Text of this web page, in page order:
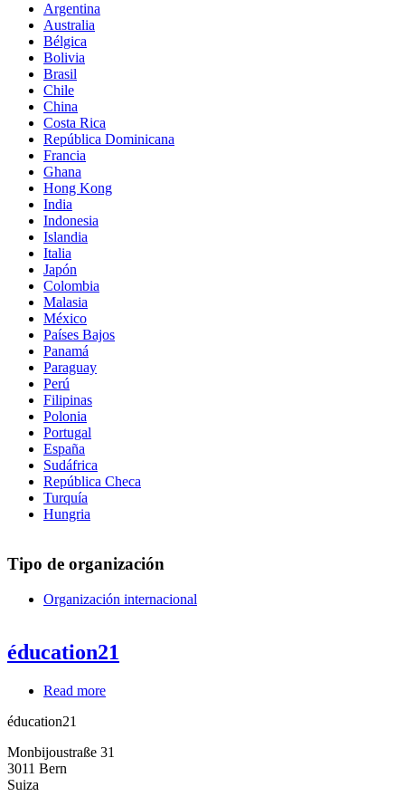
Argentina
Australia
Bélgica
Bolivia
Brasil
Chile
China
Costa Rica
República Dominicana
Francia
Ghana
Hong Kong
India
Indonesia
Islandia
Italia
Japón
Colombia
Malasia
México
Países Bajos
Panamá
Paraguay
Perú
Filipinas
Polonia
Portugal
España
Sudáfrica
República Checa
Turquía
Hungria
Tipo de organización
Organización internacional
éducation21
Read more
éducation21
Monbijoustraße 31
3011 Bern
Suiza